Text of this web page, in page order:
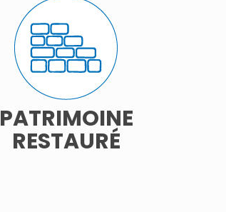
PATRIMOINE
RESTAURÉ